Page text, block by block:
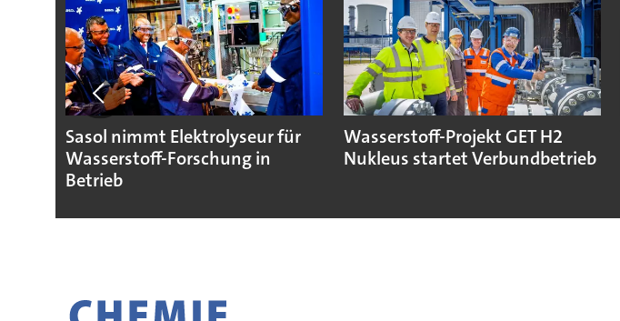
Sasol nimmt Elektrolyseur für
Wasserstoff-Forschung in
Betrieb
Wasserstoff-Projekt GET H2
Nukleus startet Verbundbetrieb